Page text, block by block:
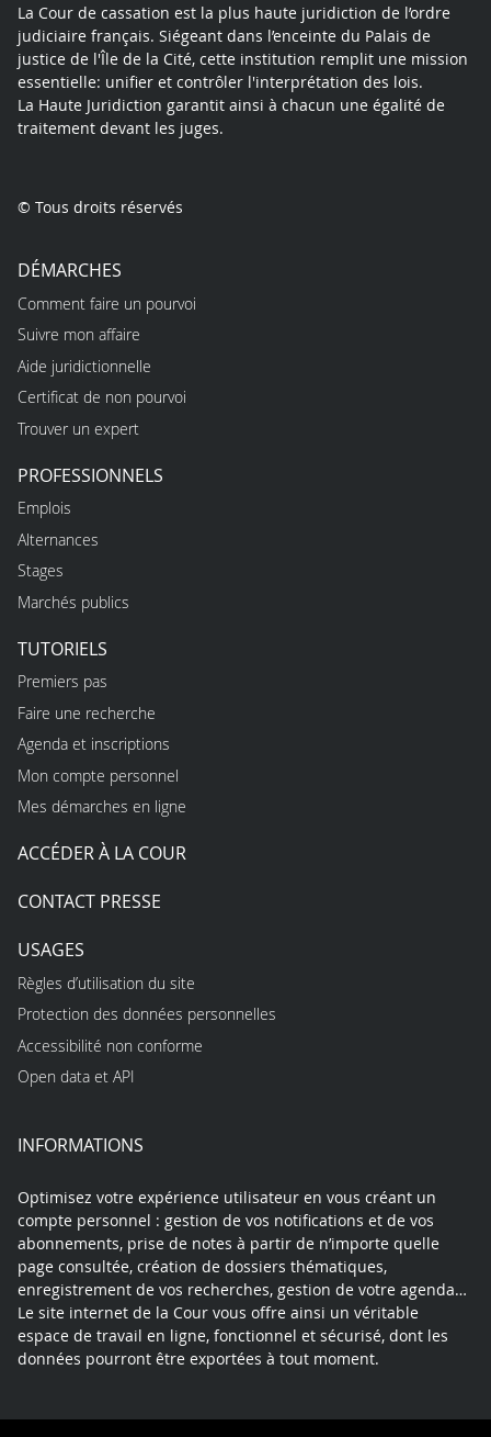
La Cour de cassation est la plus haute juridiction de l’ordre
judiciaire français. Siégeant dans l’enceinte du Palais de
justice de l'Île de la Cité, cette institution remplit une mission
essentielle: unifier et contrôler l'interprétation des lois.
La Haute Juridiction garantit ainsi à chacun une égalité de
traitement devant les juges.
© Tous droits réservés
DÉMARCHES
Comment faire un pourvoi
Suivre mon affaire
Aide juridictionnelle
Certificat de non pourvoi
Trouver un expert
PROFESSIONNELS
Emplois
Alternances
Stages
Marchés publics
TUTORIELS
Premiers pas
Faire une recherche
Agenda et inscriptions
Mon compte personnel
Mes démarches en ligne
ACCÉDER À LA COUR
CONTACT PRESSE
USAGES
Règles d’utilisation du site
Protection des données personnelles
Accessibilité non conforme
Open data et API
INFORMATIONS
Optimisez votre expérience utilisateur en vous créant un
compte personnel : gestion de vos notifications et de vos
abonnements, prise de notes à partir de n’importe quelle
page consultée, création de dossiers thématiques,
enregistrement de vos recherches, gestion de votre agenda…
Le site internet de la Cour vous offre ainsi un véritable
espace de travail en ligne, fonctionnel et sécurisé, dont les
données pourront être exportées à tout moment.